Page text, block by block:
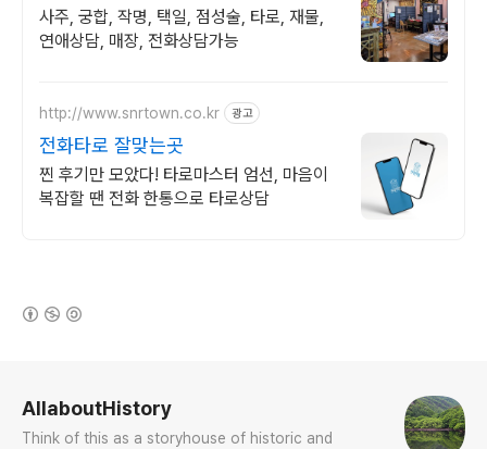
합 잘 보는 곳
사주, 궁합, 작명, 택일, 점성술, 타로, 재물,
연애상담, 매장, 전화상담가능
http://www.snrtown.co.kr 광고
전화타로 잘맞는곳
찐 후기만 모았다! 타로마스터 엄선, 마음이
복잡할 땐 전화 한통으로 타로상담
AllaboutHistory
Think of this as a storyhouse of historic and